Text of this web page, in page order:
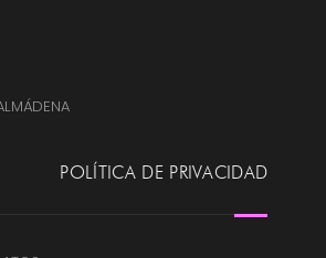
POLÍTICA DE PRIVACIDAD